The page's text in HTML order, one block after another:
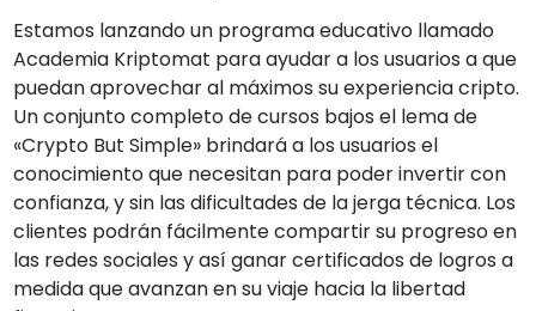
Estamos lanzando un programa educativo llamado
Academia Kriptomat para ayudar a los usuarios a que
puedan aprovechar al máximos su experiencia cripto.
Un conjunto completo de cursos bajos el lema de
«Crypto But Simple» brindará a los usuarios el
conocimiento que necesitan para poder invertir con
confianza, y sin las dificultades de la jerga técnica. Los
clientes podrán fácilmente compartir su progreso en
las redes sociales y así ganar certificados de logros a
medida que avanzan en su viaje hacia la libertad